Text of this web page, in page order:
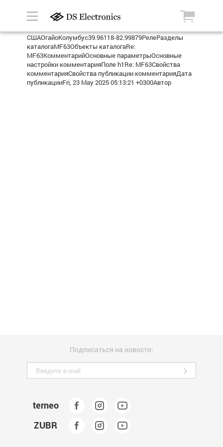
СШАОгайоКолумбус39.96118-82.99879РелеРазделы
каталогаMF63Объекты каталогаRe:
MF63КомментарийОсновные параметрыОсновные
настройки комментарияПоле h1Re: MF63Свойства
комментарияСвойства публикации комментарияДата
публикацииFri, 23 May 2025 05:13:21 +0300Автор
Подписаться на новости:
terneo
ZUBR